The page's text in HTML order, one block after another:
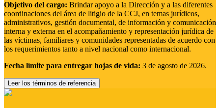
Objetivo del cargo: Brindar apoyo a la Dirección y a las diferentes
coordinaciones del área de litigio de la CCJ, en temas jurídicos,
administrativos, gestión documental, de información y comunicación
interna y externa en el acompañamiento y representación jurídica de
las víctimas, familiares y comunidades representadas de acuerdo con
los requerimientos tanto a nivel nacional como internacional.
Fecha límite para entregar hojas de vida: 3 de agosto de 2026.
Leer los términos de referencia